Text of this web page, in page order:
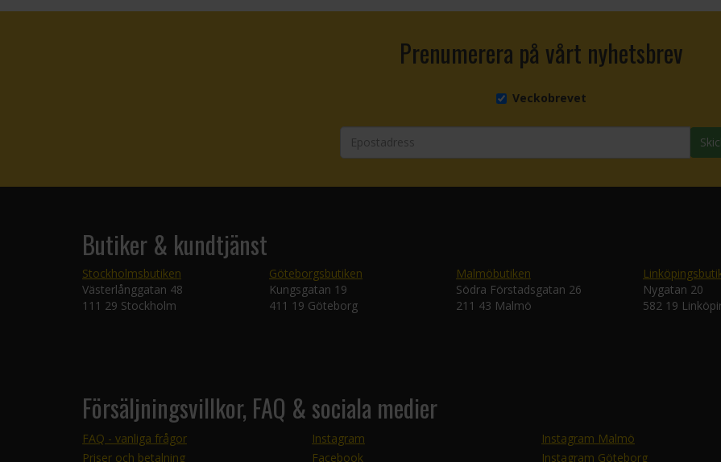
Prenumerera på vårt nyhetsbrev
Veckobrevet
Butiker & kundtjänst
Stockholmsbutiken
Västerlånggatan 48
111 29 Stockholm
Göteborgsbutiken
Kungsgatan 19
411 19 Göteborg
Malmöbutiken
Södra Förstadsgatan 26
211 43 Malmö
Nygatan 20
582 19
Försäljningsvillkor, FAQ & sociala medier
FAQ - vanliga frågor
Priser och betalning
Instagram
Facebook
Instagram Malmö
Instagram Göteborg